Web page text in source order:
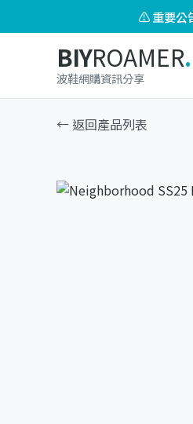
⚠️ 重要公
BIYROAMER.
波鞋網購資訊分享
← 返回產品列表